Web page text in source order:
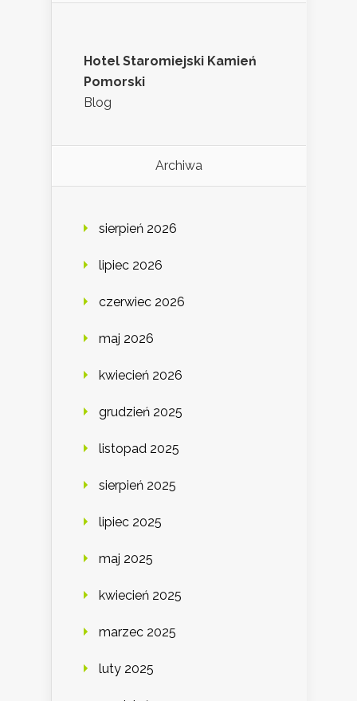
Hotel Staromiejski Kamień
Pomorski
Blog
Archiwa
sierpień 2026
lipiec 2026
czerwiec 2026
maj 2026
kwiecień 2026
grudzień 2025
listopad 2025
sierpień 2025
lipiec 2025
maj 2025
kwiecień 2025
marzec 2025
luty 2025